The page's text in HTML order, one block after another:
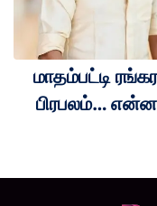
மாதம்பட்டி
பிரபலம்… என்ன